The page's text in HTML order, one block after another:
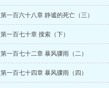
第一百六十八章 静谧的死亡（三）
第一百七十章 搜索（下）
第一百七十二章 暴风骤雨（二）
第一百七十四章 暴风骤雨（四）